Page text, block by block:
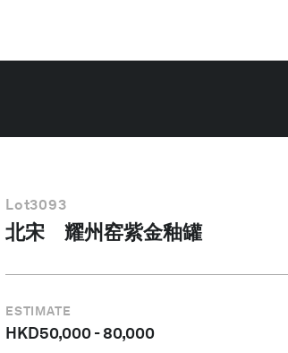
Lot3093
北宋 耀州窑紫金釉罐
ESTIMATE
HKD50,000-80,000